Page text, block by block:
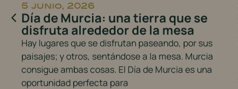
5 junio, 2026
Día de Murcia: una tierra que se
disfruta alrededor de la mesa
Hay lugares que se disfrutan paseando, por sus
paisajes; y otros, sentándose a la mesa. Murcia
consigue ambas cosas. El Día de Murcia es una
oportunidad perfecta para